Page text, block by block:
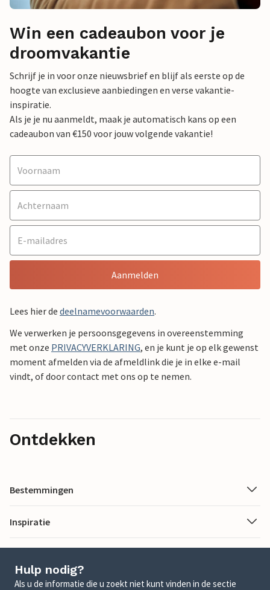
Win een cadeaubon voor je
droomvakantie
Schrijf je in voor onze nieuwsbrief en blijf als eerste op de
hoogte van exclusieve aanbiedingen en verse vakantie-
inspiratie.
Als je je nu aanmeldt, maak je automatisch kans op een
cadeaubon van €150 voor jouw volgende vakantie!
Aanmelden
Lees hier de deelnamevoorwaarden.
We verwerken je persoonsgegevens in overeenstemming
met onze PRIVACYVERKLARING, en je kunt je op elk gewenst
moment afmelden via de afmeldlink die je in elke e-mail
vindt, of door contact met ons op te nemen.
Ontdekken
Bestemmingen
Inspiratie
Hulp nodig?
Als u de informatie die u zoekt niet kunt vinden in de sectie